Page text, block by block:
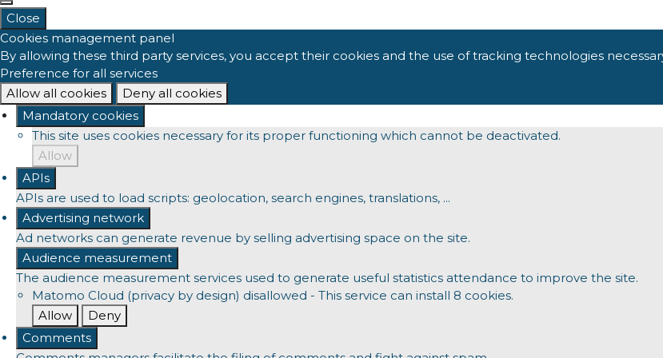
Close
Cookies management panel
By allowing these third party services, you accept their cookies and the use of tracking technologies
Preference for all services
Allow all cookies
Deny all cookies
Mandatory cookies
This site uses cookies necessary for its proper functioning which cannot be deactivated.
Allow
APIs
APIs are used to load scripts: geolocation, search engines, translations, ...
Advertising network
Ad networks can generate revenue by selling advertising space on the site.
Audience measurement
The audience measurement services used to generate useful statistics attendance to improve the site.
Matomo Cloud (privacy by design) disallowed - This service can install 8 cookies.
Allow
Deny
Comments